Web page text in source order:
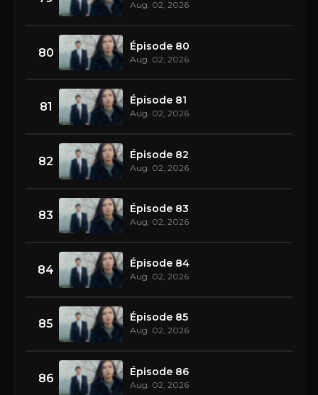
Aug. 02, 2026
80 Épisode 80
Aug. 02, 2026
81 Épisode 81
Aug. 02, 2026
82 Épisode 82
Aug. 02, 2026
83 Épisode 83
Aug. 02, 2026
84 Épisode 84
Aug. 02, 2026
85 Épisode 85
Aug. 02, 2026
86 Épisode 86
Aug. 02, 2026